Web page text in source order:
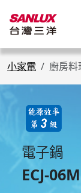
小家電 廚房料
電子鍋
ECJ-